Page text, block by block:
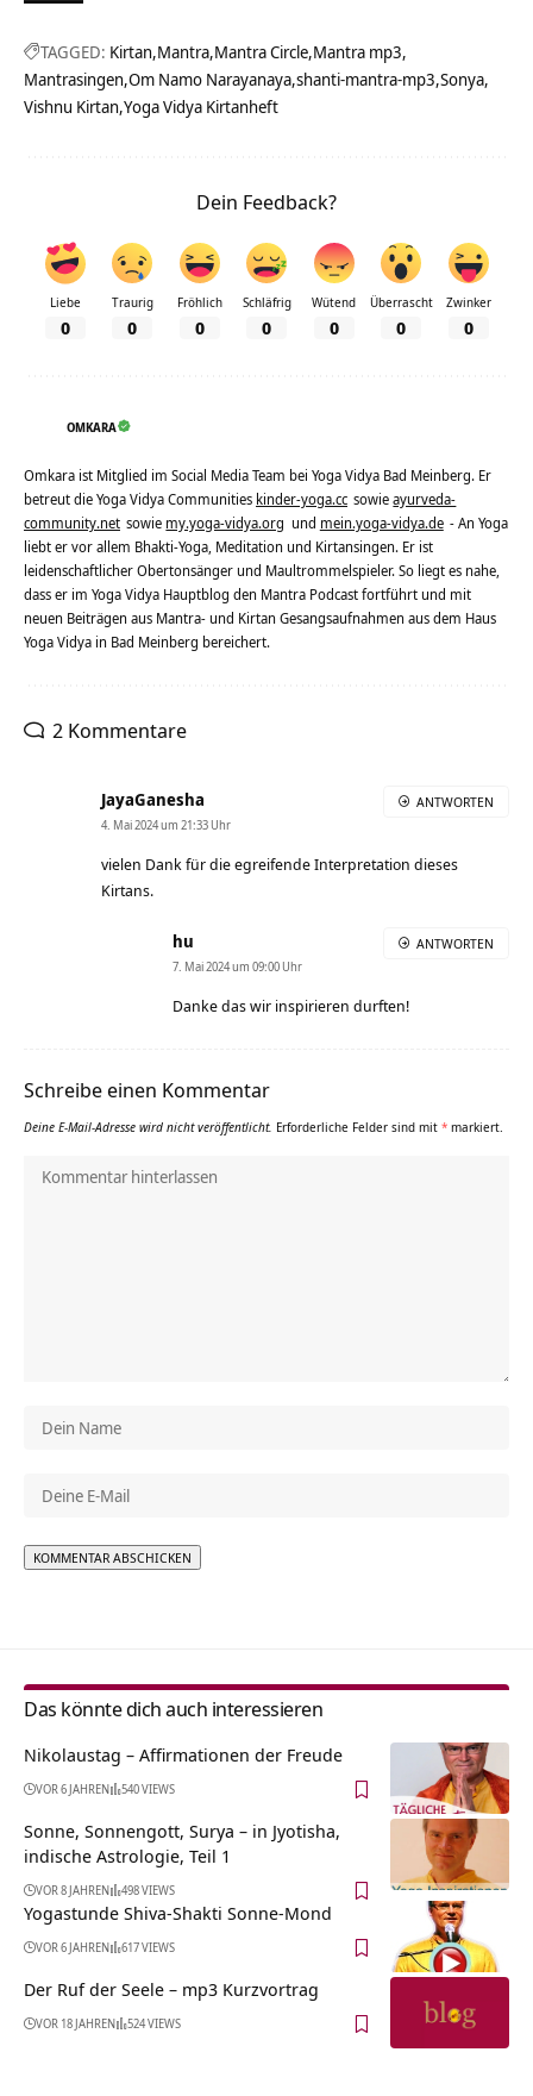
TAGGED: Kirtan Mantra Mantra Circle Mantra mp3
Mantrasingen Om Namo Narayanaya shanti-mantra-mp3 Sonya
Vishnu Kirtan Yoga Vidya Kirtanheft
Dein Feedback?
Liebe
0
Traurig
0
Fröhlich
0
Schläfrig
0
Wütend
0
Überrascht
0
Zwinker
0
OMKARA
Omkara ist Mitglied im Social Media Team bei Yoga Vidya Bad Meinberg. Er
betreut die Yoga Vidya Communities kinder-yoga.cc sowieayurveda-
community.net sowie my.yoga-vidya.org und mein.yoga-vidya.de - An Yoga
liebt er vor allem Bhakti-Yoga, Meditation und Kirtansingen. Er ist
leidenschaftlicher Obertonsänger und Maultrommelspieler. So liegt es nahe,
dass er im Yoga Vidya Hauptblog den Mantra Podcast fortführt und mit
neuen Beiträgen aus Mantra- und Kirtan Gesangsaufnahmen aus dem Haus
Yoga Vidya in Bad Meinberg bereichert.
2 Kommentare
JayaGanesha
4. Mai 2024 um 21:33 Uhr
vielen Dank für die egreifende Interpretation dieses
Kirtans.
ANTWORTEN
hu
7. Mai 2024 um 09:00 Uhr
Danke das wir inspirieren durften!
ANTWORTEN
Schreibe einen Kommentar
Deine E-Mail-Adresse wird nicht veröffentlicht. Erforderliche Felder sind mit * markiert.
Das könnte dich auch interessieren
Nikolaustag – Affirmationen der Freude
VOR 6 JAHREN 540 VIEWS
Sonne, Sonnengott, Surya – in Jyotisha,
indische Astrologie, Teil 1
VOR 8 JAHREN 498 VIEWS
Yogastunde Shiva-Shakti Sonne-Mond
VOR 6 JAHREN 617 VIEWS
Der Ruf der Seele – mp3 Kurzvortrag
VOR 18 JAHREN 524 VIEWS